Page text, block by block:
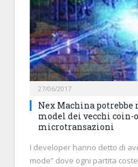
27/06/2017
Nex Machina potrebbe
model dei vecchi coin-
microtransazioni
I developer hanno detto di
mode” dove ogni partita